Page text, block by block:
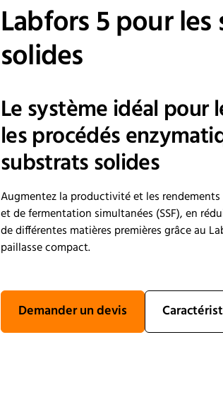
Labfors 5 pour
solides
Le système idéal pour
les procédés
substrats solides
Augmentez la productivité et les
et de fermentation simultanées (SSF), en
de différentes matières premières grâce au
paillasse compact.
Demander un devis